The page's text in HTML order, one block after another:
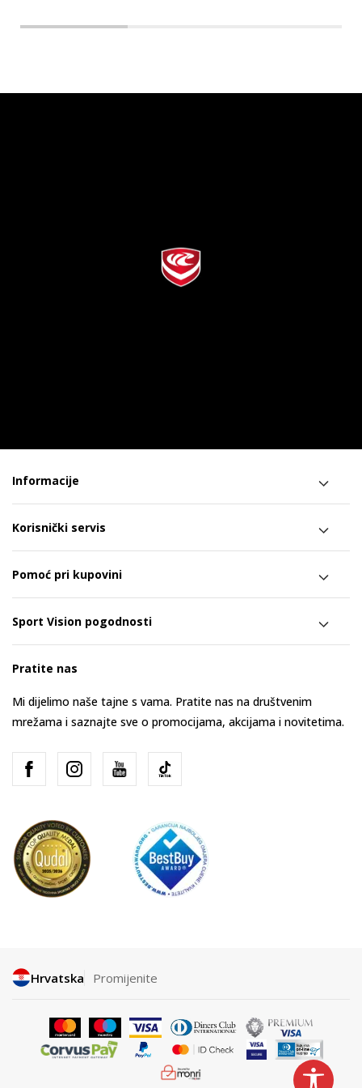
Informacije
Korisnički servis
Pomoć pri kupovini
Sport Vision pogodnosti
Pratite nas
Mi dijelimo naše tajne s vama. Pratite nas na društvenim
mrežama i saznajte sve o promocijama, akcijama i novitetima.
Hrvatska Promijenite